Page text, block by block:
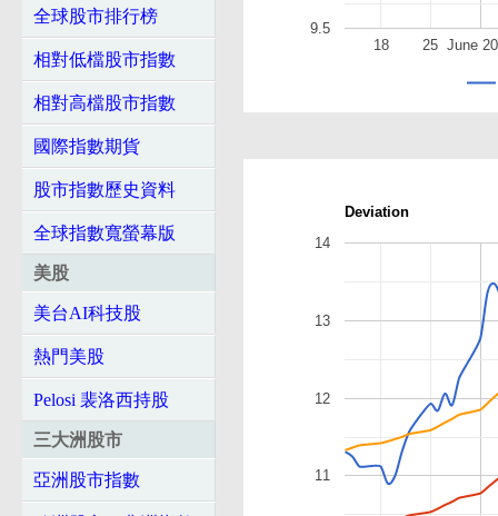
全球股市排行榜
相對低檔股市指數
相對高檔股市指數
國際指數期貨
股市指數歷史資料
全球指數寬螢幕版
美股
美台AI科技股
熱門美股
Pelosi 裴洛西持股
三大洲股市
亞洲股市指數
June
18 25
9.5
Deviation
11
12
13
14